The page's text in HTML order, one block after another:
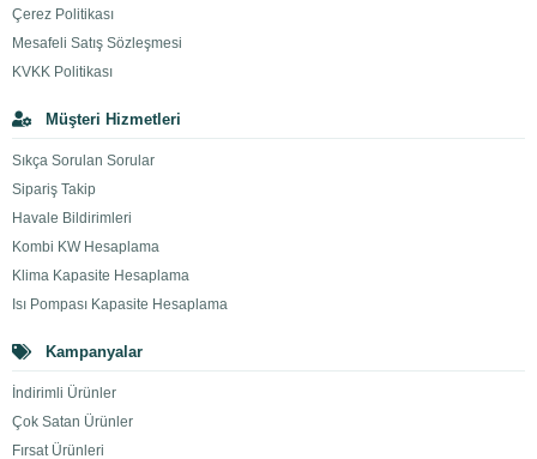
Çerez Politikası
Mesafeli Satış Sözleşmesi
KVKK Politikası
Müşteri Hizmetleri
Sıkça Sorulan Sorular
Sipariş Takip
Havale Bildirimleri
Kombi KW Hesaplama
Klima Kapasite Hesaplama
Isı Pompası Kapasite Hesaplama
Kampanyalar
İndirimli Ürünler
Çok Satan Ürünler
Fırsat Ürünleri